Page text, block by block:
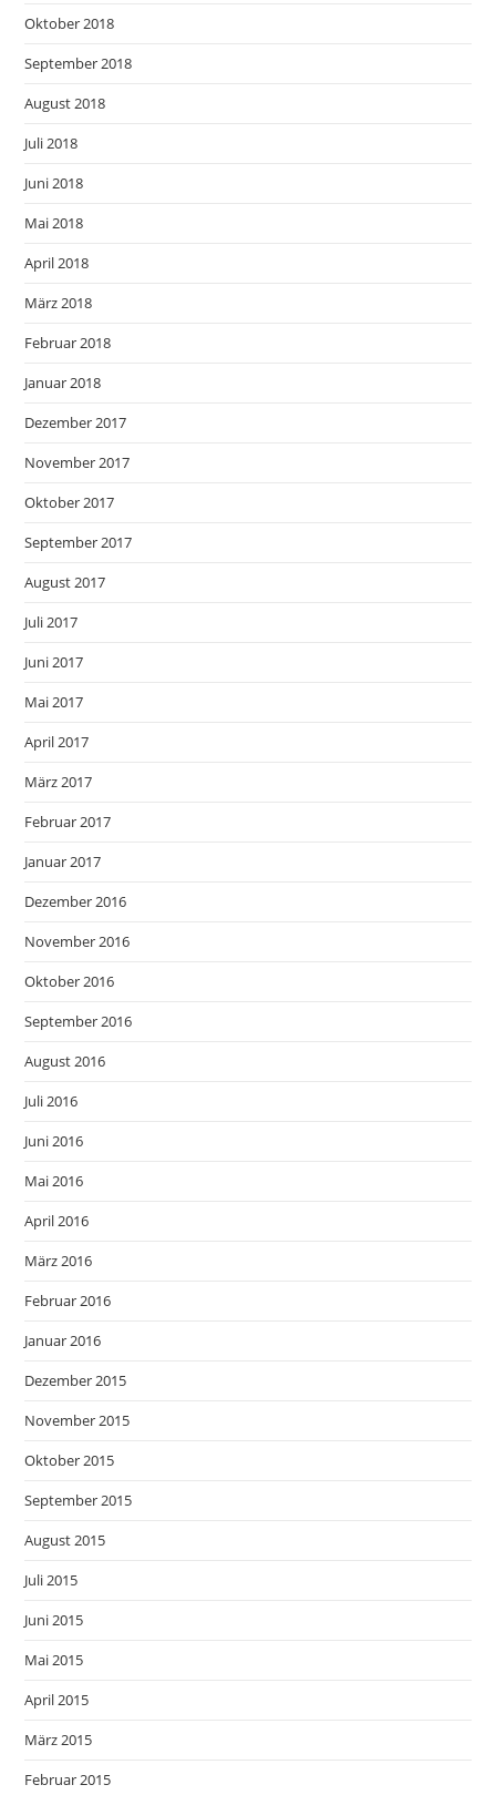
Oktober 2018
September 2018
August 2018
Juli 2018
Juni 2018
Mai 2018
April 2018
März 2018
Februar 2018
Januar 2018
Dezember 2017
November 2017
Oktober 2017
September 2017
August 2017
Juli 2017
Juni 2017
Mai 2017
April 2017
März 2017
Februar 2017
Januar 2017
Dezember 2016
November 2016
Oktober 2016
September 2016
August 2016
Juli 2016
Juni 2016
Mai 2016
April 2016
März 2016
Februar 2016
Januar 2016
Dezember 2015
November 2015
Oktober 2015
September 2015
August 2015
Juli 2015
Juni 2015
Mai 2015
April 2015
März 2015
Februar 2015